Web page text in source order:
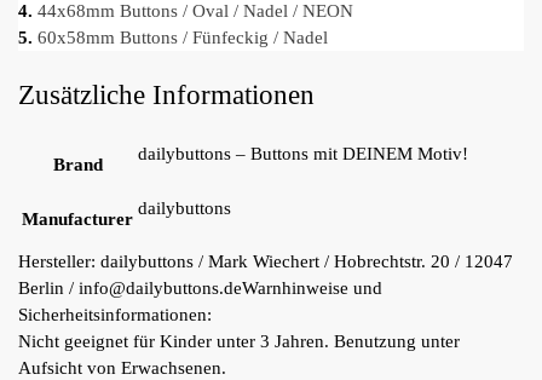
4. 44x68mm Buttons / Oval / Nadel / NEON
5. 60x58mm Buttons / Fünfeckig / Nadel
Zusätzliche Informationen
Brand
dailybuttons – Buttons mit DEINEM Motiv!
Manufacturer
dailybuttons
Hersteller: dailybuttons / Mark Wiechert / Hobrechtstr. 20 / 12047
Berlin / info@dailybuttons.deWarnhinweise und
Sicherheitsinformationen:
Nicht geeignet für Kinder unter 3 Jahren. Benutzung unter
Aufsicht von Erwachsenen.